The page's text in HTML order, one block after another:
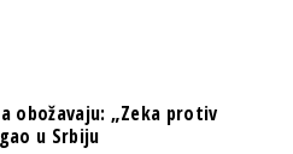
obožavaju: „Zeka protiv
u Srbiju